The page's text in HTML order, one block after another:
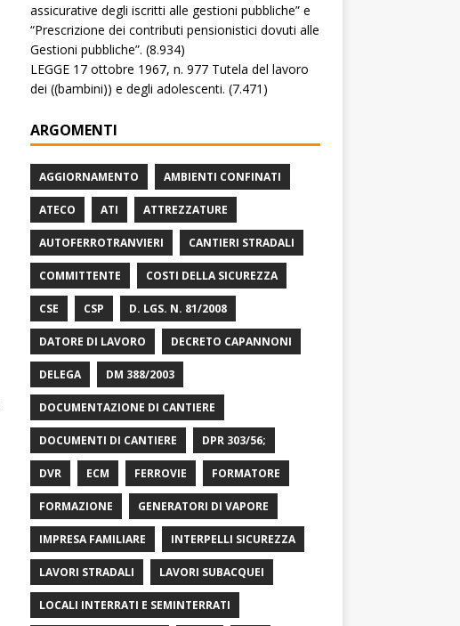
assicurative degli iscritti alle gestioni pubbliche” e
“Prescrizione dei contributi pensionistici dovuti alle
Gestioni pubbliche”. (8.934)
LEGGE 17 ottobre 1967, n. 977 Tutela del lavoro
dei ((bambini)) e degli adolescenti. (7.471)
ARGOMENTI
AGGIORNAMENTO AMBIENTI CONFINATI
ATECO ATI ATTREZZATURE
AUTOFERROTRANVIERI CANTIERI STRADALI
COMMITTENTE COSTI DELLA SICUREZZA
CSE CSP D. LGS. N. 81/2008
DATORE DI LAVORO DECRETO CAPANNONI
DELEGA DM 388/2003
DOCUMENTAZIONE DI CANTIERE
DOCUMENTI DI CANTIERE DPR 303/56;
DVR ECM FERROVIE FORMATORE
FORMAZIONE GENERATORI DI VAPORE
IMPRESA FAMILIARE INTERPELLI SICUREZZA
LAVORI STRADALI LAVORI SUBACQUEI
LOCALI INTERRATI E SEMINTERRATI